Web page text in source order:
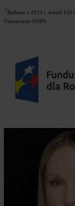
2 Badanie z 2023 r. wśród
Uniwersytet SWPS